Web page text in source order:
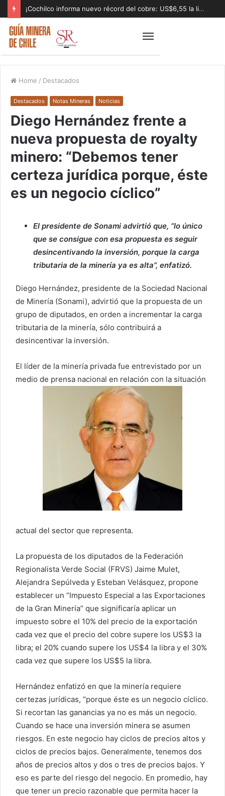
¡Cochilco informa nuevo récord del cobre: US$6,55 la libra!
Home / Destacados
Destacados Notas Mineras Noticias
Diego Hernández frente a
nueva propuesta de royalty
minero: “Debemos tener
certeza jurídica porque, éste
es un negocio cíclico”
El presidente de Sonami advirtió que, “lo único
que se consigue con esa propuesta es seguir
desincentivando la inversión, porque la carga
tributaria de la minería ya es alta”, enfatizó.
Diego Hernández, presidente de la Sociedad Nacional
de Minería (Sonami), advirtió que la propuesta de un
grupo de diputados, en orden a incrementar la carga
tributaria de la minería, sólo contribuirá a
desincentivar la inversión.
El líder de la minería privada fue entrevistado por un
medio de prensa nacional en relación con la situación
actual del sector que representa.
La propuesta de los diputados de la Federación
Regionalista Verde Social (FRVS) Jaime Mulet,
Alejandra Sepúlveda y Esteban Velásquez, propone
establecer un “Impuesto Especial a las Exportaciones
de la Gran Minería” que significaría aplicar un
impuesto sobre el 10% del precio de la exportación
cada vez que el precio del cobre supere los US$3 la
libra; el 20% cuando supere los US$4 la libra y el 30%
cada vez que supere los US$5 la libra.
Hernández enfatizó en que la minería requiere
certezas jurídicas, “porque éste es un negocio cíclico.
Si recortan las ganancias ya no es más un negocio.
Cuando se hace una inversión minera se asumen
riesgos. En este negocio hay ciclos de precios altos y
ciclos de precios bajos. Generalmente, tenemos dos
años de precios altos y dos o tres de precios bajos. Y
eso es parte del riesgo del negocio. En promedio, hay
que tener un precio razonable que permita hacer la